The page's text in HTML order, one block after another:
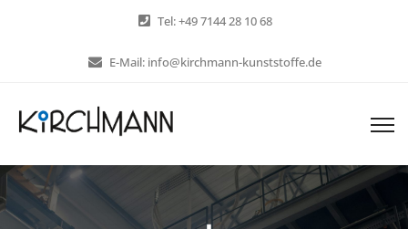
Tel: +49 7144 28 10 68
E-Mail: info@kirchmann-kunststoffe.de